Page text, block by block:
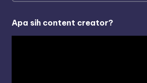
Apa sih content creator?